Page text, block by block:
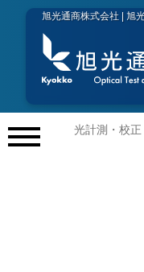
旭光通商株式会社 | 旭
メ
光計測・校